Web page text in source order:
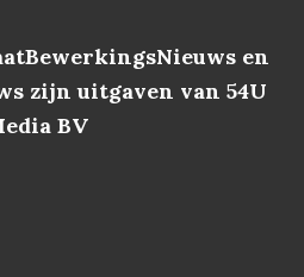
en
zijn uitgaven van 54U
BV